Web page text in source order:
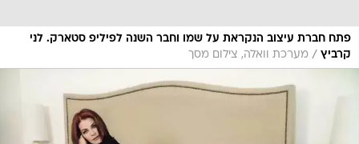
פתח חברת עיצוב הנקראת על שמו וחבר השנה לפיליפ סטארק. לני
קרביץ / מערכת וואלה, צילום מסך